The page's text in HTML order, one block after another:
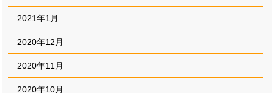
2021年1月
2020年12月
2020年11月
2020年10月